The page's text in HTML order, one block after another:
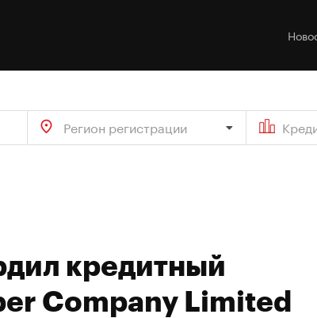
Регион регистрации
кредитный
Company Limited